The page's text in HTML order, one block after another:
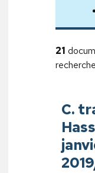
21
recherche
C.